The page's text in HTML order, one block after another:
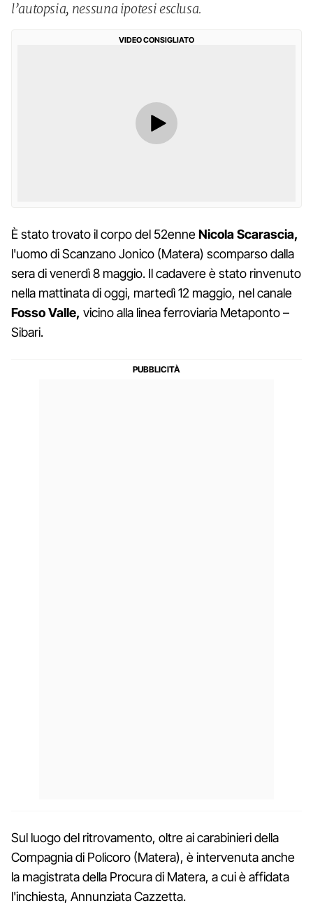
l’autopsia, nessuna ipotesi esclusa.
VIDEO CONSIGLIATO
È stato trovato il corpo del 52enneNicola Scarascia,
l'uomo di Scanzano Jonico (Matera) scomparso dalla
sera di venerdì 8 maggio. Il cadavere è stato rinvenuto
nella mattinata di oggi, martedì 12 maggio, nel canale
Fosso Valle, vicino alla linea ferroviaria Metaponto –
Sibari.
Sul luogo del ritrovamento, oltre ai carabinieri della
Compagnia di Policoro (Matera), è intervenuta anche
la magistrata della Procura di Matera, a cui è affidata
l'inchiesta, Annunziata Cazzetta.